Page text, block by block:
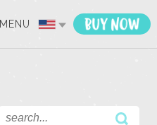
MENU